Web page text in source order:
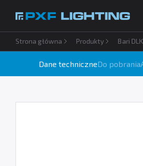
Strona główna Produkty Bari
Dane techniczneDo pobrania